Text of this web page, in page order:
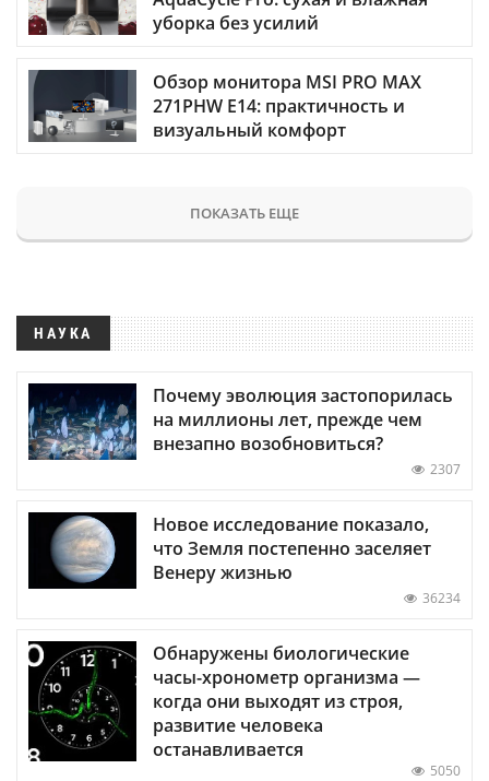
уборка без усилий
Обзор монитора MSI PRO MAX
271PHW E14: практичность и
визуальный комфорт
ПОКАЗАТЬ ЕЩЕ
НАУКА
Почему эволюция застопорилась
на миллионы лет, прежде чем
внезапно возобновиться?
2307
Новое исследование показало,
что Земля постепенно заселяет
Венеру жизнью
36234
Обнаружены биологические
часы-хронометр организма —
когда они выходят из строя,
развитие человека
останавливается
5050